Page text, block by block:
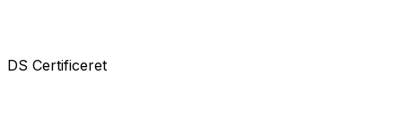
DS Certificeret